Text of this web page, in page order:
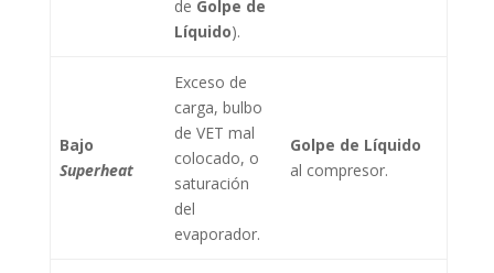
de Golpe de
Líquido).
Bajo
Superheat
Exceso de
carga, bulbo
de VET mal
colocado, o
saturación
del
evaporador.
Golpe de Líquido
al compresor.